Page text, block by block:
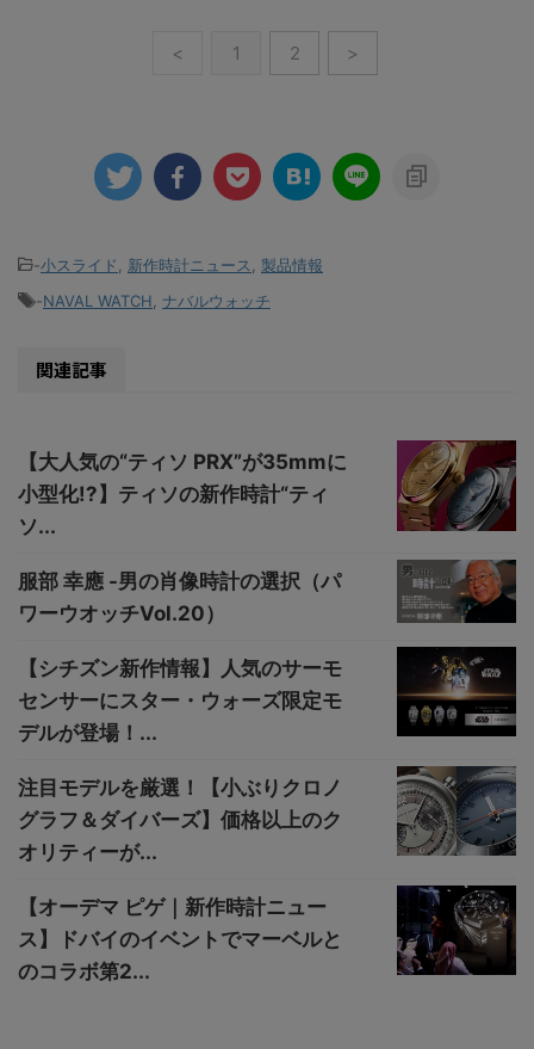
< 1 2 >
-小スライド, 新作時計ニュース, 製品情報
-NAVAL WATCH, ナバルウォッチ
関連記事
【大人気の“ティソ PRX”が35mmに
小型化!?】ティソの新作時計“ティ
ソ...
服部 幸應 -男の肖像時計の選択（パ
ワーウオッチVol.20）
【シチズン新作情報】人気のサーモ
センサーにスター・ウォーズ限定モ
デルが登場！...
注目モデルを厳選！【小ぶりクロノ
グラフ＆ダイバーズ】価格以上のク
オリティーが...
【オーデマ ピゲ｜新作時計ニュー
ス】ドバイのイベントでマーベルと
のコラボ第2...